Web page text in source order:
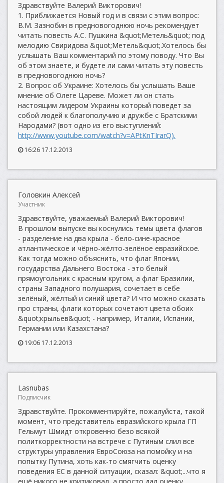
Здравствуйте Валерий Викторович!
1. Приближается Новый год и в связи с этим вопрос:
В.М. Зазнобин в предновогоднюю ночь рекомендует
читать повесть А.С. Пушкина &quot;Метель&quot; под
мелодию Свиридова &quot;Метель&quot;.Хотелось бы
услышать Ваш комментарий по этому поводу. Что Вы
об этом знаете, и будете ли сами читать эту повесть
в предновогоднюю ночь?
2. Вопрос об Украине: Хотелось бы услышать Ваше
мнение об Олеге Цареве. Может ли он стать
настоящим лидером Украины который поведет за
собой людей к благополучию и дружбе с Братскими
Народами? (вот одно из его выступлений:
http://www.youtube.com/watch?v=APtKnTIrarQ).
16:26 17.12.2013
Головкин Алексей
Участник
Здравствуйте, уважаемый Валерий Викторович!
В прошлом выпуске вы коснулись темы цвета флагов
- разделение на два крыла - бело-сине-красное
атлантическое и чёрно-жёлто-зелёное евразийское.
Как тогда можно объяснить, что флаг Японии,
государства Дальнего Востока - это белый
прямоугольник с красным кругом, а флаг Бразилии,
страны Западного полушария, сочетает в себе
зелёный, жёлтый и синий цвета? И что можно сказать
про страны, флаги которых сочетают цвета обоих
&quot;крыльев&quot; - например, Италии, Испании,
Германии или Казахстана?
19:06 17.12.2013
Lasnubas
Подписчик
Здравствуйте. Прокомментируйте, пожалуйста, такой
момент, что представитель евразийского крыла ГП
Гельмут Шмидт откровенно безо всякой
политкорректности на встрече с Путиным слил все
структуры управления ЕвроСоюза на помойку и на
попытку Путина, хоть как-то смягчить оценку
поведения ЕС в данной ситуации, сказал: &quot;...что я